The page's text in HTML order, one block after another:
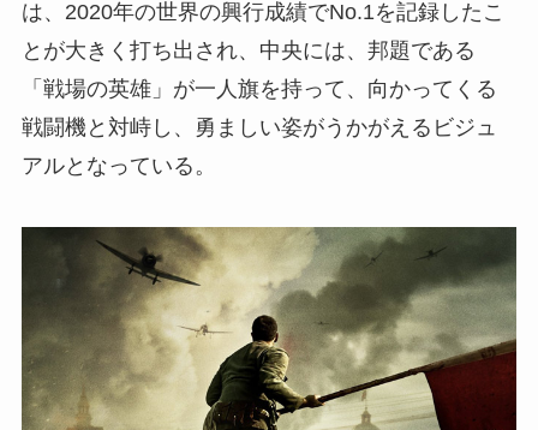
は、2020年の世界の興行成績でNo.1を記録したこ
とが大きく打ち出され、中央には、邦題である
「戦場の英雄」が一人旗を持って、向かってくる
戦闘機と対峙し、勇ましい姿がうかがえるビジュ
アルとなっている。